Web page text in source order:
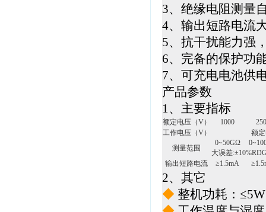
3、绝缘电阻测量
4、输出短路电流
5、抗干扰能力强
6、完备的保护功
7、可充电电池供
产品参数
1、主要指标
额定电压（V） 1000
工作电压（V）
额
测量范围
0~50GΩ 0~
大误差
输出短路电流
≥1.5mA
2、其它
◆ 整机功耗：≤5W